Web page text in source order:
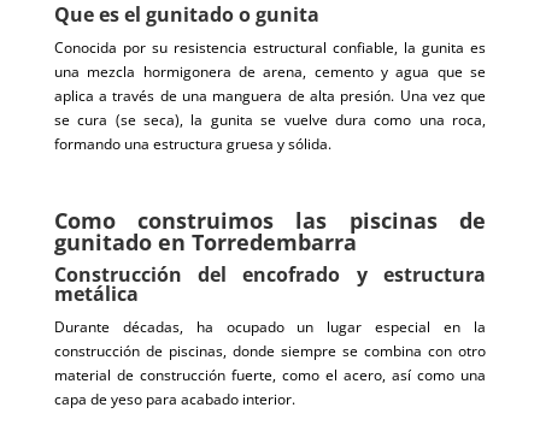
Que es el gunitado o gunita
Conocida por su resistencia estructural confiable, la gunita es
una mezcla hormigonera de arena, cemento y agua que se
aplica a través de una manguera de alta presión. Una vez que
se cura (se seca), la gunita se vuelve dura como una roca,
formando una estructura gruesa y sólida.
Como construimos las piscinas de
gunitado en Torredembarra
Construcción del encofrado y estructura
metálica
Durante décadas, ha ocupado un lugar especial en la
construcción de piscinas, donde siempre se combina con otro
material de construcción fuerte, como el acero, así como una
capa de yeso para acabado interior.